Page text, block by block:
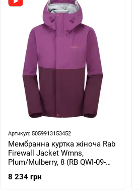
Артикул: 5059913153452
Мембранна куртка жіноча Rab
Firewall Jacket Wmns,
Plum/Mulberry, 8 (RB QWI-09-
8 234 грн